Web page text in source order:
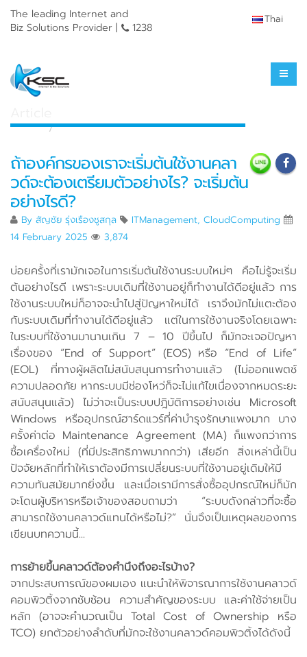
The leading Internet and
Biz Solutions Provider |
1238
Thai
Knowledge Center
Home Knowledge Center
ถ้าองค์กรของเราจะเริ่มต้นใช้งานคลา
วด์จะต้องเตรียมตัวอย่างไร? จะเริ่มต้น
อย่างไรดี?
By สัญชัย รุ่งเรืองชูสกุล ITManagement, CloudComputing
14 February 2025
3,874
บ่อยครั้งที่เรามักเจอในการเริ่มต้นใช้งานระบบใหม่ๆ คือไม่รู้จะเริ่ม
ต้นอย่างไรดี เพราะระบบเดิมที่ใช้งานอยู่ก็ทำงานได้ดีอยู่แล้ว การ
ใช้งานระบบใหม่ก็อาจจะนำไปสู่ปัญหาใหม่ได้ เราจึงมักไม่แตะต้อง
กับระบบเดิมที่ทำงานได้ดีอยู่แล้ว แต่ในการใช้งานจริงโดยเฉพาะ
ในระบบที่ใช้งานมานานเกิน 7 – 10 ปีขึ้นไป ก็มักจะเจอปัญหา
เรื่องของ “End of Support” (EOS) หรือ “End of Life”
(EOL) ที่ทางผู้ผลิตไม่สนับสนุนการทำงานแล้ว (ไม่ออกแพตช์
ความปลอดภัย หากระบบมีช่องโหว่ก็จะไม่แก้ไขเนื่องจากหมดระยะ
สนับสนุนแล้ว) ไม่ว่าจะเป็นระบบปฎิบัติการอย่างเช่น Microsoft
Windows หรืออุปกรณ์ฮาร์ดแวร์ที่ค่าบำรุงรักษาแพงมาก บาง
ครั้งค่าต่อ Maintenance Agreement (MA) ก็แพงกว่าการ
ซื้อเครื่องใหม่ (ที่มีประสิทธิภาพมากกว่า) เสียอีก สิ่งเหล่านี้เป็น
ปัจจัยหลักที่ทำให้เราต้องมีการเปลี่ยนระบบที่ใช้งานอยู่เดิมให้มี
ความทันสมัยมากยิ่งขึ้น และเมื่อเรามีการสั่งซื้ออุปกรณ์ใหม่ก็มัก
จะโดนผู้บริหารหรือเจ้าของสอบถามว่า “ระบบดังกล่าวที่จะซื้อ
สามารถใช้งานคลาวด์แทนได้หรือไม่?” นั่นจึงเป็นเหตุผลของการ
เขียนบทความนี้...
การย้ายขึ้นคลาวด์ต้องคำนึงถึงอะไรบ้าง?
จากประสบการณ์ของผมเอง แนะนำให้พิจารณาการใช้งานคลาวด์
คอมพิวติ้งจากซับซ้อน ความสำคัญของระบบ และค่าใช้จ่ายเป็น
หลัก (อาจจะคำนวณเป็น Total Cost of Ownership หรือ
TCO) ยกตัวอย่างลำดับที่มักจะใช้งานคลาวด์คอมพิวติ้งได้ดังนี้